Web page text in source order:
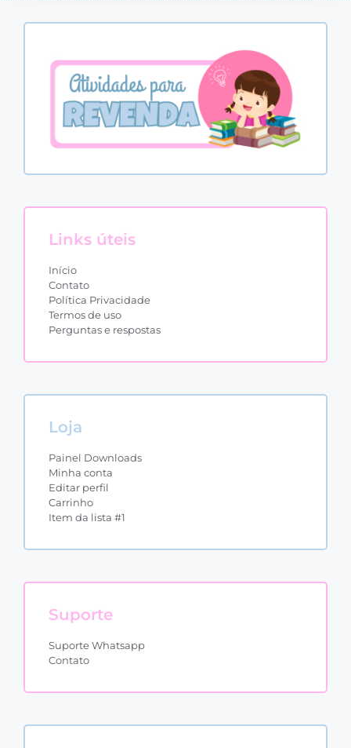
Links úteis
Início
Contato
Política Privacidade
Termos de uso
Perguntas e respostas
Loja
Painel Downloads
Minha conta
Editar perfil
Carrinho
Item da lista #1
Suporte
Suporte Whatsapp
Contato